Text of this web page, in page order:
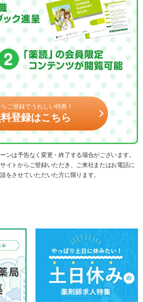
ご登録でうれしい特典！
登録はこちら
ンは予告なく変更・終了する場合がございます。
イトからご登録いただき、ご来社またはお電話に
をさせていただいた方に限ります。